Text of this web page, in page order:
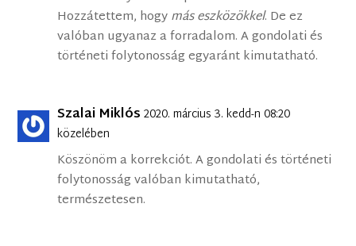
Hozzátettem, hogymás eszközökkel. De ez
valóban ugyanaz a forradalom. A gondolati és
történeti folytonosság egyaránt kimutatható.
Szalai Miklós 2020. március 3. kedd-n 08:20
közelében
Köszönöm a korrekciót. A gondolati és történeti
folytonosság valóban kimutatható,
természetesen.